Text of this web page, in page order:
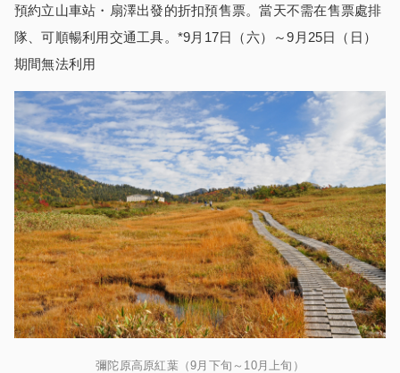
預約立山車站・扇澤出發的折扣預售票。當天不需在售票處排
隊、可順暢利用交通工具。*9月17日（六）～9月25日（日）
期間無法利用
彌陀原高原紅葉（9月下旬～10月上旬）